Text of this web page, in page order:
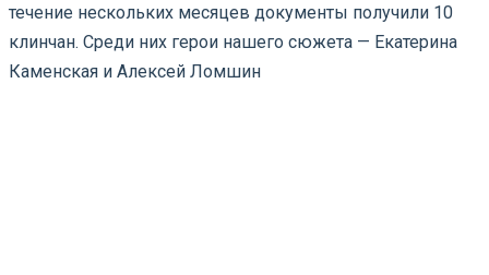
течение нескольких месяцев документы получили 10
клинчан. Среди них герои нашего сюжета — Екатерина
Каменская и Алексей Ломшин